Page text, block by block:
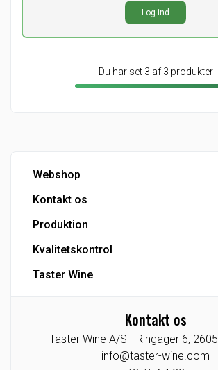
Log ind
Du har set 3 af 3 produkter
Webshop
Handelsbetingelser
Hovedlager
Kontakt os
Hovedkontor
Kundeservice
Detail - Vinkonsulenter
Industri
Tysklandsafdeling
Produktion
Tapperi
Industriprodukter
Kvalitetskontrol
IFS Food-certificering
Taster Wine
Agenturer/Eneforhandlinger
Indkøb
Taster Wine portefølje
Kontakt os
Taster Wine A/S - Ringager 6, 2605
info@taster-wine.com